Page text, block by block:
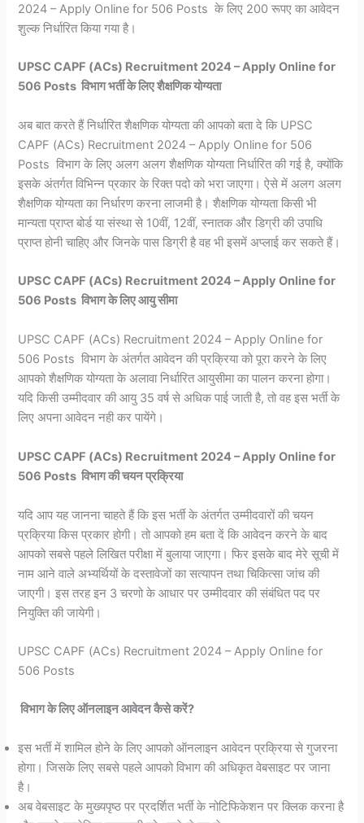
2024 – Apply Online for 506 Posts के लिए 200 रूपए का आवेदन
शुल्क निर्धारित किया गया है।
UPSC CAPF (ACs) Recruitment 2024 – Apply Online for
506 Posts विभाग भर्ती के लिए शैक्षणिक योग्यता
अब बात करते हैं निर्धारित शैक्षणिक योग्यता की आपको बता दे कि UPSC
CAPF (ACs) Recruitment 2024 – Apply Online for 506
Posts विभाग के लिए अलग अलग शैक्षणिक योग्यता निर्धारित की गई है, क्योंकि
इसके अंतर्गत विभिन्न प्रकार के रिक्त पदो को भरा जाएगा। ऐसे में अलग अलग
शैक्षणिक योग्यता का निर्धारण करना लाजमी है। शैक्षणिक योग्यता किसी भी
मान्यता प्राप्त बोर्ड या संस्था से 10वीं, 12वीं, स्नातक और डिग्री की उपाधि
प्राप्त होनी चाहिए और जिनके पास डिग्री है वह भी इसमें अप्लाई कर सकते हैं।
UPSC CAPF (ACs) Recruitment 2024 – Apply Online for
506 Posts विभाग के लिए आयु सीमा
UPSC CAPF (ACs) Recruitment 2024 – Apply Online for
506 Posts विभाग के अंतर्गत आवेदन की प्रक्रिया को पूरा करने के लिए
आपको शैक्षणिक योग्यता के अलावा निर्धारित आयुसीमा का पालन करना होगा।
यदि किसी उम्मीदवार की आयु 35 वर्ष से अधिक पाई जाती है, तो वह इस भर्ती के
लिए अपना आवेदन नही कर पायेंगे।
UPSC CAPF (ACs) Recruitment 2024 – Apply Online for
506 Posts विभाग की चयन प्रक्रिया
यदि आप यह जानना चाहते हैं कि इस भर्ती के अंतर्गत उम्मीदवारों की चयन
प्रक्रिया किस प्रकार होगी। तो आपको हम बता दें कि आवेदन करने के बाद
आपको सबसे पहले लिखित परीक्षा में बुलाया जाएगा। फिर इसके बाद मेरे सूची में
नाम आने वाले अभ्यर्थियों के दस्तावेजों का सत्यापन तथा चिकित्सा जांच की
जाएगी। इस तरह इन 3 चरणो के आधार पर उम्मीदवार की संबंधित पद पर
नियुक्ति की जायेगी।
UPSC CAPF (ACs) Recruitment 2024 – Apply Online for
506 Posts
विभाग के लिए ऑनलाइन आवेदन कैसे करें?
इस भर्ती में शामिल होने के लिए आपको ऑनलाइन आवेदन प्रक्रिया से गुजरना
होगा। जिसके लिए सबसे पहले आपको विभाग की अधिकृत वेबसाइट पर जाना
है।
अब वेबसाइट के मुख्यपृष्ठ पर प्रदर्शित भर्ती के नोटिफिकेशन पर क्लिक करना है